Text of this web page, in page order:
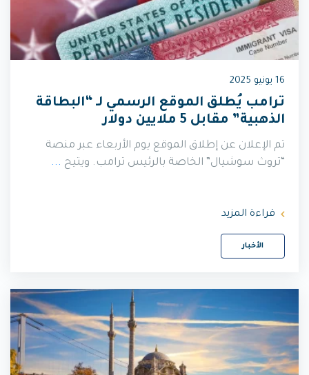
16 يونيو 2025
ترامب يُطلق الموقع الرسمي لـ “البطاقة
الذهبية” مقابل 5 ملايين دولار
تم الإعلان عن إطلاق الموقع يوم الأربعاء عبر منصة
“تروث سوشيال” الخاصة بالرئيس ترامب. ويتيح ...
قراءة المزيد
الأخبار